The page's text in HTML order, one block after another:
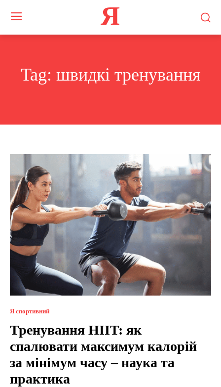
Я
Tag: швидкі тренування
Я спортивний
Тренування HIIT: як
спалювати максимум калорій
за мінімум часу – наука та
практика